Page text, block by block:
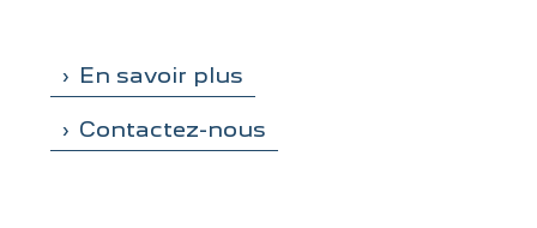
En savoir plus
Contactez-nous